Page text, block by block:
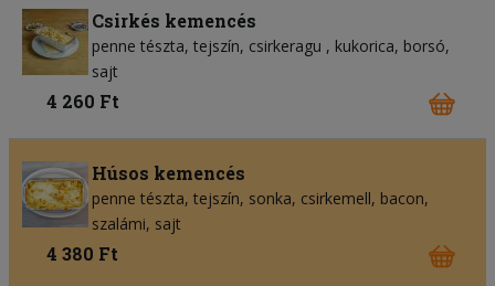
Csirkés kemencés
penne tészta tejszín csirkeragu kukorica borsó
sajt
4 260 Ft
Húsos kemencés
penne tészta tejszín sonka csirkemell bacon
szalámi sajt
4 380 Ft